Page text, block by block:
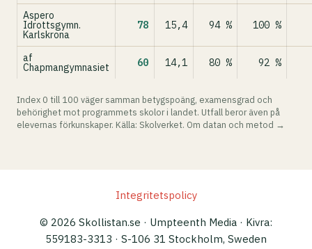
Aspero
Idrottsgymn.
Karlskrona
78 15,4 94 % 100 %
af
Chapmangymnasiet 60 14,1 80 % 92 %
Index 0 till 100 väger samman betygspoäng, examensgrad och
behörighet mot programmets skolor i landet. Utfall beror även på
elevernas förkunskaper. Källa: Skolverket. Om datan och metod →
Integritetspolicy
© 2026 Skollistan.se · Umpteenth Media · Kivra:
559183-3313 · S-106 31 Stockholm, Sweden